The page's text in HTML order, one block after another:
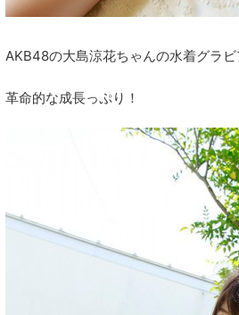
AKB48の大島涼花ちゃんの水着グラビ
革命的な成長っぷり！